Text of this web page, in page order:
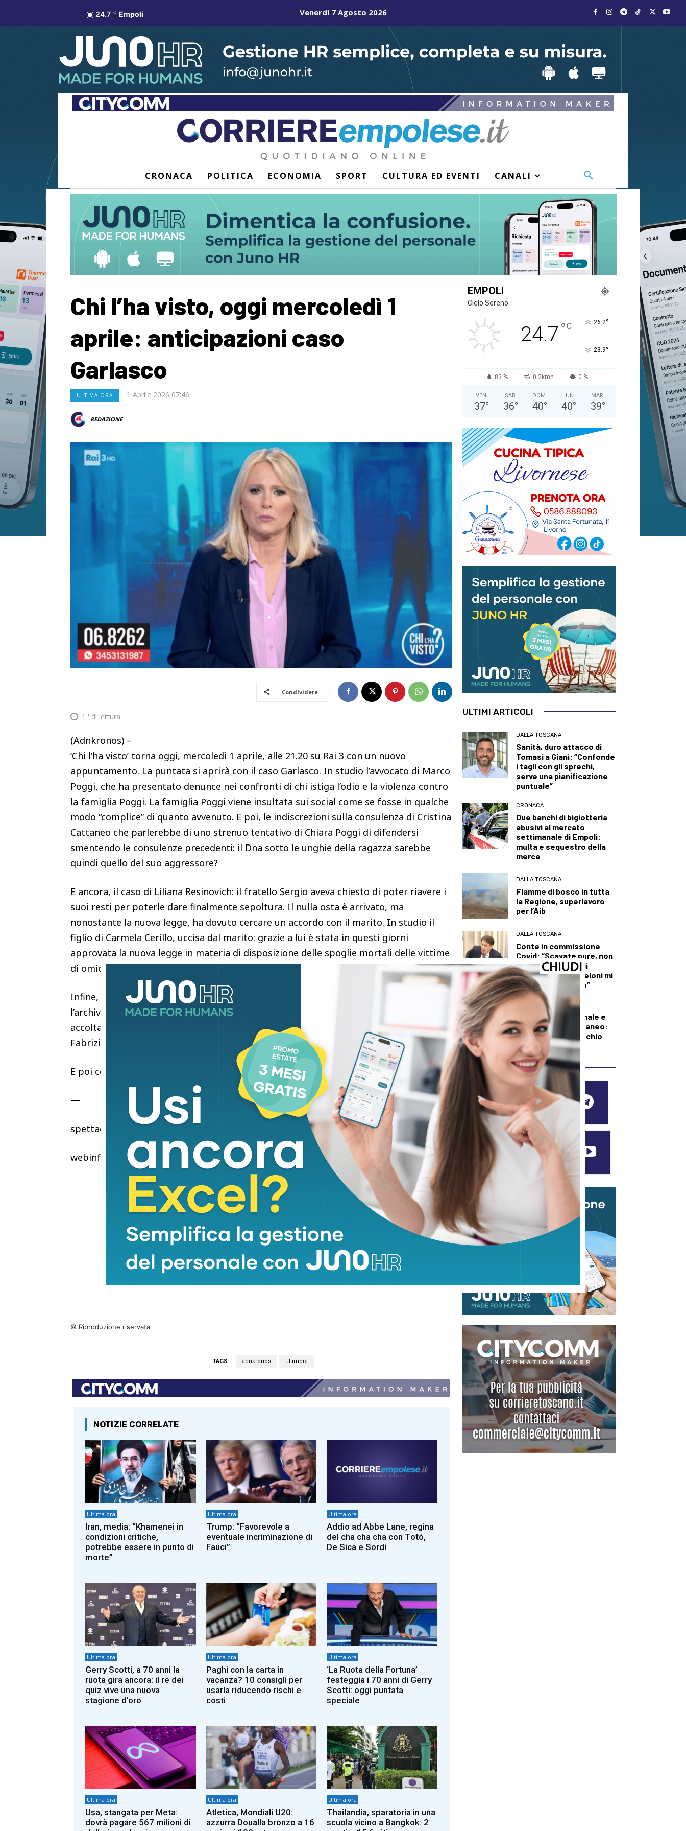
24.7 C Empoli Venerdì 7 Agosto 2026
CRONACA POLITICA ECONOMIA SPORT CULTURA ED EVENTI CANALI
Chi l’ha visto, oggi mercoledì 1
aprile: anticipazioni caso
Garlasco
ULTIMA ORA 1 Aprile 2026 07:46
REDAZIONE
Condividere
1 ' di lettura
(Adnkronos) –
‘Chi l’ha visto’ torna oggi, mercoledì 1 aprile, alle 21.20 su Rai 3 con un nuovo
appuntamento. La puntata si aprirà con il caso Garlasco. In studio l’avvocato di Marco
Poggi, che ha presentato denunce nei confronti di chi istiga l’odio e la violenza contro
la famiglia Poggi. La famiglia Poggi viene insultata sui social come se fosse in qualche
modo “complice” di quanto avvenuto. E poi, le indiscrezioni sulla consulenza di Cristina
Cattaneo che parlerebbe di uno strenuo tentativo di Chiara Poggi di difendersi
smentendo le consulenze precedenti: il Dna sotto le unghie della ragazza sarebbe
quindi quello del suo aggressore?
E ancora, il caso di Liliana Resinovich: il fratello Sergio aveva chiesto di poter riavere i
suoi resti per poterle dare finalmente sepoltura. Il nulla osta è arrivato, ma
nonostante la nuova legge, ha dovuto cercare un accordo con il marito. In studio il
figlio di Carmela Cerillo, uccisa dal marito: grazie a lui è stata in questi giorni
approvata la nuova legge in materia di disposizione delle spoglie mortali delle vittime
di omicidio.
Infine, la morte di Mara Favro: come per il caso di Liliana, è stata chiesta
l’archiviazione. Archiviazione che, però, nonostante l’opposizione dei familiari, è stata
accolta: Mara si sarebbe suicidata. In studio in diretta il fratello e il consulente
Fabrizio Pace, presidente di Penelope Piemonte.
E poi come sempre gli appelli dei familiari e le segnalazioni dei telespettatori.
—
spettacoli
webinfo@adnkronos.com (Web Info)
© Riproduzione riservata
TAGS adnkronos ultimora
NOTIZIE CORRELATE
Ultima ora
Iran, media: “Khamenei in
condizioni critiche,
potrebbe essere in punto di
morte”
Ultima ora
Trump: “Favorevole a
eventuale incriminazione di
Fauci”
Ultima ora
Addio ad Abbe Lane, regina
del cha cha cha con Totò,
De Sica e Sordi
Ultima ora
Gerry Scotti, a 70 anni la
ruota gira ancora: il re dei
quiz vive una nuova
stagione d’oro
Ultima ora
Paghi con la carta in
vacanza? 10 consigli per
usarla riducendo rischi e
costi
Ultima ora
‘La Ruota della Fortuna’
festeggia i 70 anni di Gerry
Scotti: oggi puntata
speciale
Ultima ora
Usa, stangata per Meta:
dovrà pagare 567 milioni di
Ultima ora
Atletica, Mondiali U20:
azzurra Doualla bronzo a 16
Ultima ora
Thailandia, sparatoria in una
scuola vicino a Bangkok: 2
EMPOLI
Cielo Sereno
24.7 °C 26.2°
23.9°
83 % 0.2kmh 0 %
VEN
37°
SAB
36°
DOM
40°
LUN
40°
MAR
39°
ULTIMI ARTICOLI
DALLA TOSCANA
Sanità, duro attacco di
Tomasi a Giani: “Confonde
i tagli con gli sprechi,
serve una pianificazione
puntuale”
CRONACA
Due banchi di bigiotteria
abusivi al mercato
settimanale di Empoli:
multa e sequestro della
merce
DALLA TOSCANA
Fiamme di bosco in tutta
la Regione, superlavoro
per l’Aib
DALLA TOSCANA
Conte in commissione
Covid: “Scavate pure, non
troverete niente di
illecito su di me. Meloni mi
diede del criminale”
DEMOGRAFICA
Pillola, anello vaginale e
impianto sottocutaneo:
l’allerta Aifa sul rischio
meningioma
SEGUICI SUI SOCIAL